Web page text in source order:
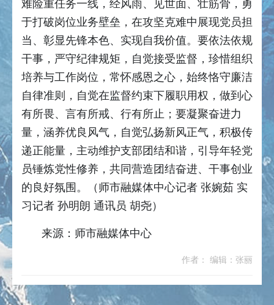
难险重任务一线，经风雨、见世面、壮筋骨，勇
于打破岗位业务壁垒，在攻坚克难中展现党员担
当、彰显先锋本色、实现自我价值。要依法依规
干事，严守纪律规矩，自觉接受监督，珍惜组织
培养与工作岗位，常怀感恩之心，始终恪守廉洁
自律准则，自觉在监督约束下履职用权，做到心
有所畏、言有所戒、行有所止；要凝聚奋进力
量，涵养优良风气，自觉弘扬新风正气，积极传
递正能量，主动维护支部团结和谐，引导年轻党
员锤炼党性修养，共同营造团结奋进、干事创业
的良好氛围。（师市融媒体中心记者 张婉茹 实
习记者 孙明朗 通讯员 胡尧）
来源：师市融媒体中心
作者： 编辑：张丽